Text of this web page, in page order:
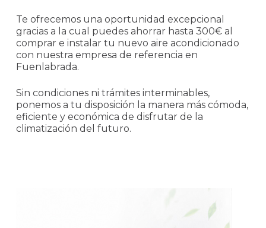
Te ofrecemos una oportunidad excepcional
gracias a la cual puedes ahorrar hasta 300€ al
comprar e instalar tu nuevo aire acondicionado
con nuestra empresa de referencia en
Fuenlabrada.
Sin condiciones ni trámites interminables,
ponemos a tu disposición la manera más cómoda,
eficiente y económica de disfrutar de la
climatización del futuro.